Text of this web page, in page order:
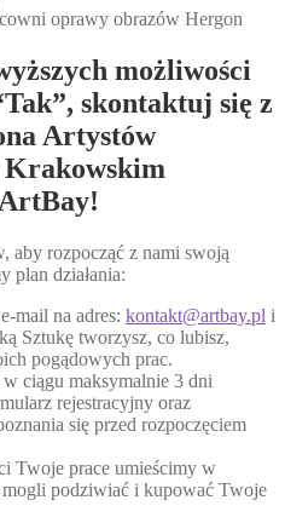
oprawy obrazów Hergon
możliwości
skontaktuj się z
Artystów
Krakowskim
aby rozpocząć z nami swoją
plan działania:
mail na adres: kontakt@artbay.pl i
Sztukę tworzysz, co lubisz,
pogądowych prac.
ciągu maksymalnie 3 dni
rejestracyjny oraz
się przed rozpoczęciem
Twoje prace umieścimy w
podziwiać i kupować Twoje